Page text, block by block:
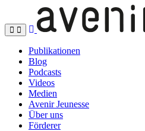
Publikationen
Blog
Podcasts
Videos
Medien
Avenir Jeunesse
Über uns
Förderer